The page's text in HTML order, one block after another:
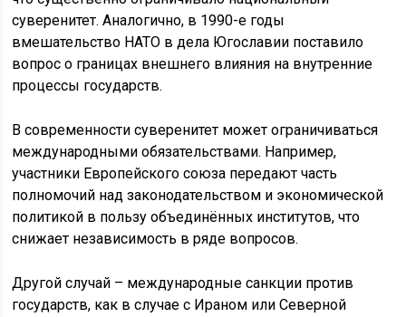
суверенитет. Аналогично, в 1990-е годы
вмешательство НАТО в дела Югославии поставило
вопрос о границах внешнего влияния на внутренние
процессы государств.
В современности суверенитет может ограничиваться
международными обязательствами. Например,
участники Европейского союза передают часть
полномочий над законодательством и экономической
политикой в пользу объединённых институтов, что
снижает независимость в ряде вопросов.
Другой случай – международные санкции против
государств, как в случае с Ираном или Северной